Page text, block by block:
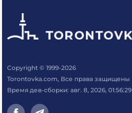
Copyright © 1999-2026
Torontovka.com, Все права защищены
Время дев-сборки: авг. 8, 2026, 01:56:29